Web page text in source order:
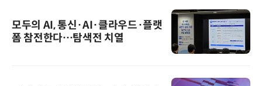
모두의 AI, 통신·AI·클라우드·플랫
폼 참전한다…탐색전 치열